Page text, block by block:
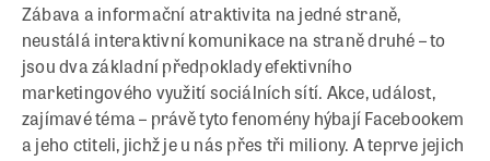
Zábava a informační atraktivita na jedné straně,
neustálá interaktivní komunikace na straně druhé – to
jsou dva základní předpoklady efektivního
marketingového využití sociálních sítí. Akce, událost,
zajímavé téma – právě tyto fenomény hýbají Facebookem
a jeho ctiteli, jichž je u nás přes tři miliony. A teprve jejich